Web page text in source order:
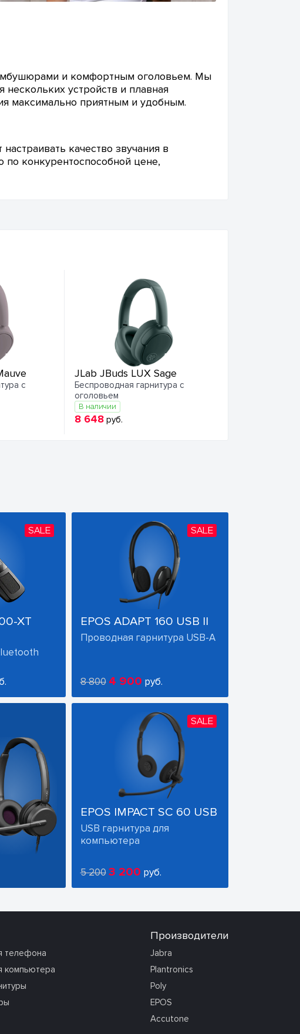
и комфортным оголовьем. Мы
устройств и плавная
максимально приятным и удобным.
качество звучания в
по конкурентоспособной цене,
с
JLab JBuds LUX Sage
Беспроводная гарнитура с
оголовьем
В наличии
8 648 руб.
SALE
XT
SALE
EPOS ADAPT 160 USB II
Проводная гарнитура USB-A
8 800 4 900 руб.
SALE
EPOS IMPACT SC 60 USB
USB гарнитура для
компьютера
5 200 3 200 руб.
телефона
компьютера
Производители
Jabra
Plantronics
Poly
EPOS
Accutone